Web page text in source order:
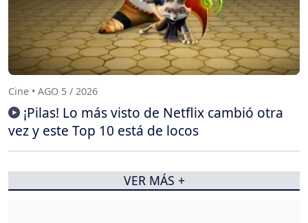
Cine • AGO 5 / 2026
¡Pilas! Lo más visto de Netflix cambió otra
vez y este Top 10 está de locos
VER MÁS +